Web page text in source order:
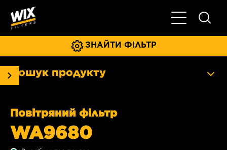
Увімкнути/
ЗНАЙТИ ФІЛЬТР
Пошук продукту
Повітряний фільтр
WA9680